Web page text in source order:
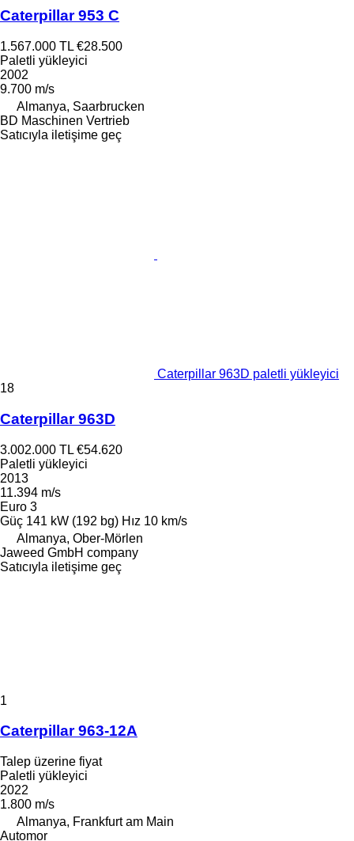
Caterpillar 953 C
1.567.000 TL €28.500
Paletli yükleyici
2002
9.700 m/s
Almanya, Saarbrucken
BD Maschinen Vertrieb
Satıcıyla iletişime geç
Caterpillar 963D paletli yükleyici
18
Caterpillar 963D
3.002.000 TL €54.620
Paletli yükleyici
2013
11.394 m/s
Euro 3
Güç 141 kW (192 bg) Hız 10 km/s
Almanya, Ober-Mörlen
Jaweed GmbH company
Satıcıyla iletişime geç
1
Caterpillar 963-12A
Talep üzerine fiyat
Paletli yükleyici
2022
1.800 m/s
Almanya, Frankfurt am Main
Automor